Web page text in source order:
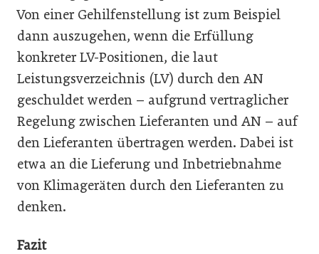
Von einer Gehilfenstellung ist zum Beispiel
dann auszugehen, wenn die Erfüllung
konkreter LV-Positionen, die laut
Leistungsverzeichnis (LV) durch den AN
geschuldet werden – aufgrund vertraglicher
Regelung zwischen Lieferanten und AN – auf
den Lieferanten übertragen werden. Dabei ist
etwa an die Lieferung und Inbetriebnahme
von Klimageräten durch den Lieferanten zu
denken.­
Fazit